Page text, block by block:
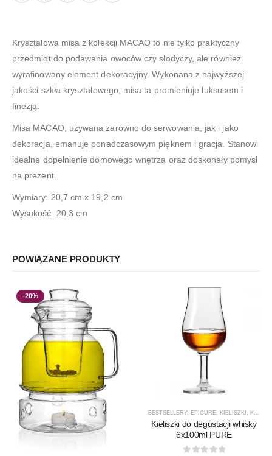
Kryształowa misa z kolekcji MACAO to nie tylko praktyczny
przedmiot do podawania owoców czy słodyczy, ale również
wyrafinowany element dekoracyjny. Wykonana z najwyższej
jakości szkła kryształowego, misa ta promieniuje luksusem i
finezją.
Misa MACAO, używana zarówno do serwowania, jak i jako
dekoracja, emanuje ponadczasowym pięknem i gracja. Stanowi
idealne dopełnienie domowego wnętrza oraz doskonały pomysł
na prezent.
Wymiary: 20,7 cm x 19,2 cm
Wysokość: 20,3 cm
POWIĄZANE PRODUKTY
-20%
BESTSELLERY, EPICURE, KIELISZKI , KIELISZKI DO WHISKY
Kieliszki do degustacji whisky
6x100ml PURE